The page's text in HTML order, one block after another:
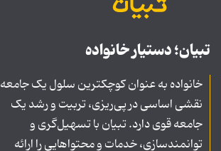
تبیان؛ دستیار خانواده
خانواده به عنوان کوچکترین سلول یک جامعه
نقشی اساسی در پی‌ریزی، تربیت و رشد یک
جامعه قوی دارد. تبیان با تسهیل‌گری و
توانمندسازی، خدمات و محتواهایی را ارائه